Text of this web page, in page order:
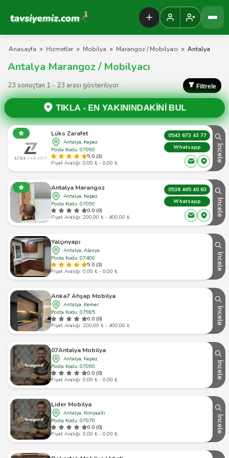
Tavsiyemiz Anasayfa
Anasayfa > Hizmetler > Mobilya > Marangoz / Mobilyacı > Antalya
Antalya Marangoz / Mobilyacı
23 sonuçtan 1 - 23 arası gösteriliyor. Filtrele
TIKLA - EN YAKININDAKİNİ BUL
Lüks Zarafet
Antalya, Kepez
Posta Kodu: 07090
5.0 (3)
Fiyat Aralığı: 0,00 ₺ - 0,00 ₺
0543 673 43 77
Whatsapp
İncele
Antalya Marangoz
Antalya, Kepez
Posta Kodu: 07090
0.0 (0)
Fiyat Aralığı: 200,00 ₺ - 400,00 ₺
0536 465 40 63
Whatsapp
İncele
Yalçınyapı
Antalya, Alanya
Posta Kodu: 07400
5.0 (3)
Fiyat Aralığı: 0,00 ₺ - 0,00 ₺
İncele
Anka7 Ahşap Mobilya
Antalya, Kemer
Posta Kodu: 07985
0.0 (0)
Fiyat Aralığı: 200,00 ₺ - 400,00 ₺
İncele
07Antalya Mobilya
Antalya, Kepez
Posta Kodu: 07090
0.0 (0)
Fiyat Aralığı: 0,00 ₺ - 0,00 ₺
İncele
Lider Mobilya
Antalya, Konyaaltı
Posta Kodu: 07070
0.0 (0)
Fiyat Aralığı: 0,00 ₺ - 0,00 ₺
İncele